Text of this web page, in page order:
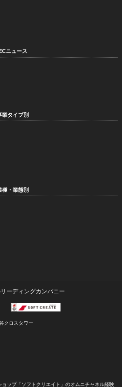
ECニュース
業タイプ別
種・業態別
ーディングカンパニー
クロスタワー
ップ「ソフトクリエイト」のオムニチャネル経験